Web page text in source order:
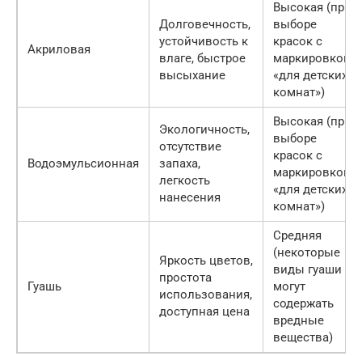
Акриловая
Долговечность,
устойчивость к
влаге, быстрое
высыхание
Высокая (при
выборе
красок с
маркировкой
«для детских
комнат»)
Водоэмульсионная
Экологичность,
отсутствие
запаха,
легкость
нанесения
Высокая (при
выборе
красок с
маркировкой
«для детских
комнат»)
Гуашь
Яркость цветов,
простота
использования,
доступная цена
Средняя
(некоторые
виды гуаши
могут
содержать
вредные
вещества)